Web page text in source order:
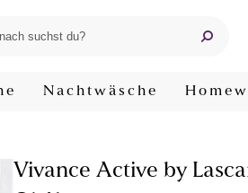
Nachtwäsche
Vivance Active by